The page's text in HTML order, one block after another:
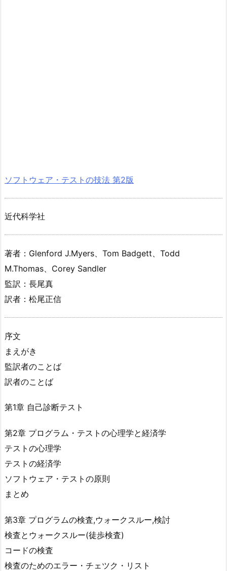
ソフトウェア・テストの技法 第2版
近代科学社
著者：Glenford J.Myers、Tom Badgett、Todd
M.Thomas、Corey Sandler
監訳：長尾真
訳者：松尾正信
序文
まえがき
監訳者のことば
訳者のことば
第1章 自己診断テスト
第2章 プログラム・テストの心理学と経済学
テストの心理学
テストの経済学
ソフトウェア・テストの原則
まとめ
第3章 プログラムの検査,ウォークスルー,検討
検査とウォークスルー(徒歩検査)
コードの検査
検査のためのエラー・チェツク・リスト